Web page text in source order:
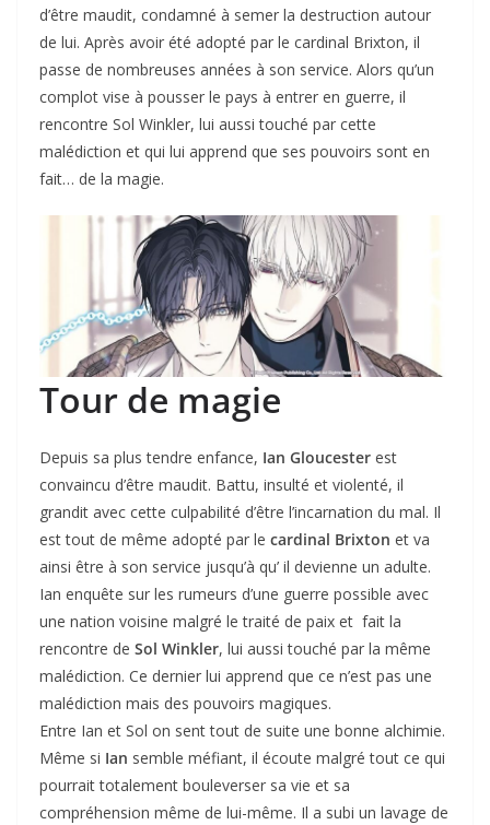
d’être maudit, condamné à semer la destruction autour
de lui. Après avoir été adopté par le cardinal Brixton, il
passe de nombreuses années à son service. Alors qu’un
complot vise à pousser le pays à entrer en guerre, il
rencontre Sol Winkler, lui aussi touché par cette
malédiction et qui lui apprend que ses pouvoirs sont en
fait… de la magie.
Tour de magie
Depuis sa plus tendre enfance, Ian Gloucester est
convaincu d’être maudit. Battu, insulté et violenté, il
grandit avec cette culpabilité d’être l’incarnation du mal. Il
est tout de même adopté par le cardinal Brixton et va
ainsi être à son service jusqu’à qu’ il devienne un adulte.
Ian enquête sur les rumeurs d’une guerre possible avec
une nation voisine malgré le traité de paix et fait la
rencontre de Sol Winkler, lui aussi touché par la même
malédiction. Ce dernier lui apprend que ce n’est pas une
malédiction mais des pouvoirs magiques.
Entre Ian et Sol on sent tout de suite une bonne alchimie.
Même si Ian semble méfiant, il écoute malgré tout ce qui
pourrait totalement bouleverser sa vie et sa
compréhension même de lui-même. Il a subi un lavage de